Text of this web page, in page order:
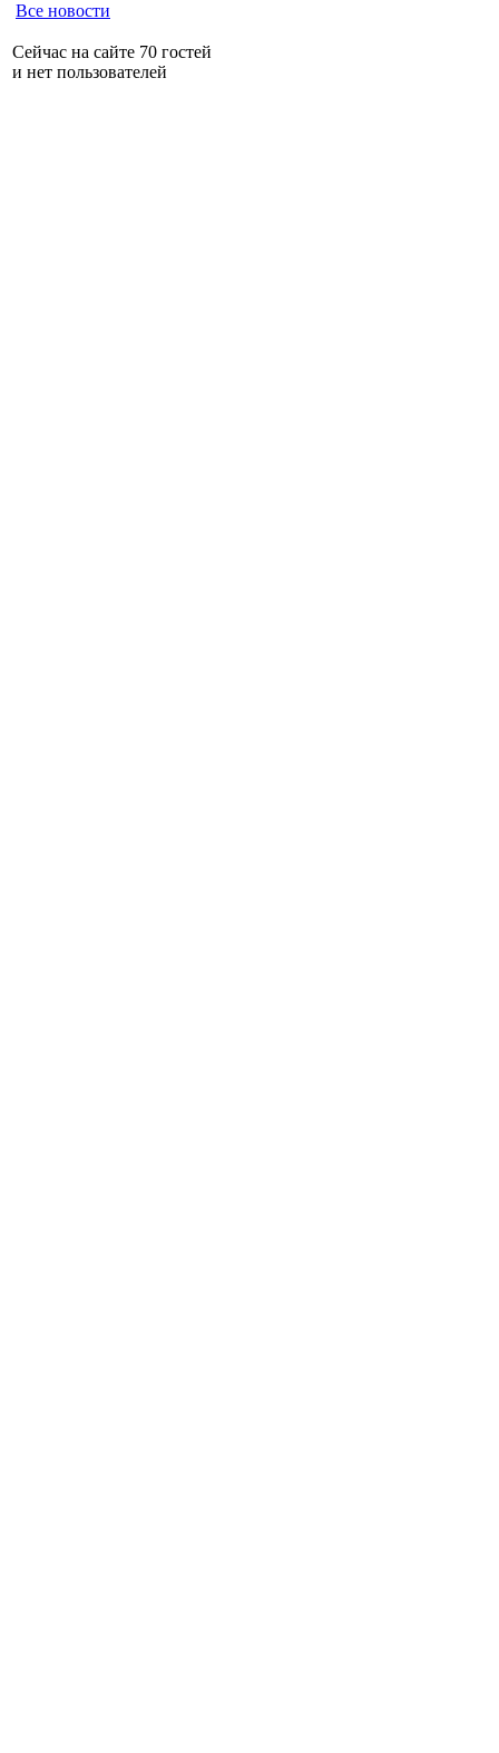
Все новости
Сейчас на сайте 70 гостей
и нет пользователей